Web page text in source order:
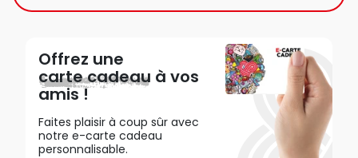
Offrez une
carte cadeau à vos
amis !
Faites plaisir à coup sûr avec
notre e-carte cadeau
personnalisable.